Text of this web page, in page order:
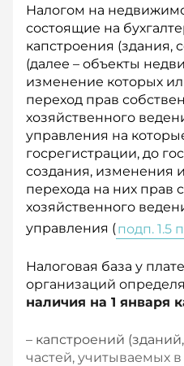
Налогом на
состоящие на
капстроения (здания,
(далее – объекты
изменение которых
переход прав
хозяйственного
управления на
госрегистрации, до
создания, изменения
перехода на них прав
хозяйственного
управления (подп. 1.5
Налоговая база у
организаций
наличия на 1 января
– капстроений
частей, учитываемых в